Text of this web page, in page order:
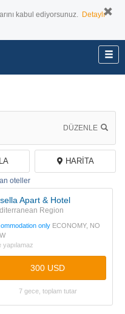
kabul ediyorsunuz. Detaylı
DÜZENLE
oteller
HARITA
Apart & Hotel
Region
only ECONOMY, NO
yapılamaz
300 USD
7 gece, toplam tutar